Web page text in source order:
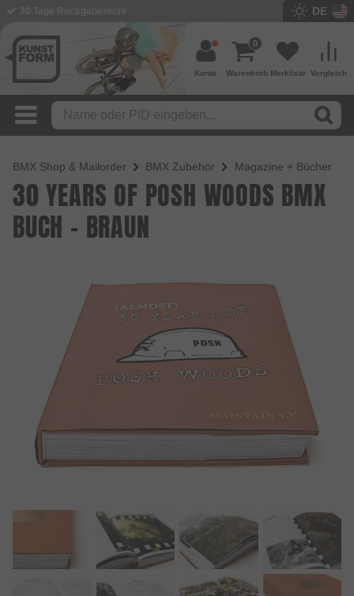
DE
Vergleich
Merkliste
Warenkorb
0
Konto
BMX Shop & Mailorder BMX Zubehör Magazine + Bücher
30 YEARS OF POSH WOODS BMX
BUCH - BRAUN